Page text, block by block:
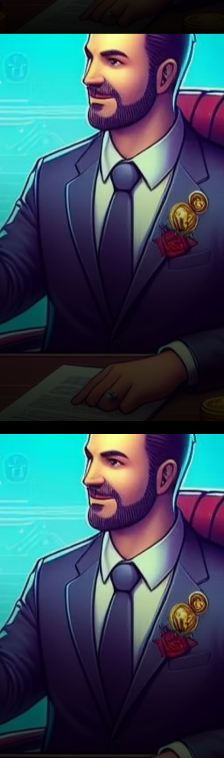
Le concept, né du rôle
d’Ardoino en tant que co-
fondateur de Holepunch, une
plateforme P2P, propose un
téléphone compatible avec…